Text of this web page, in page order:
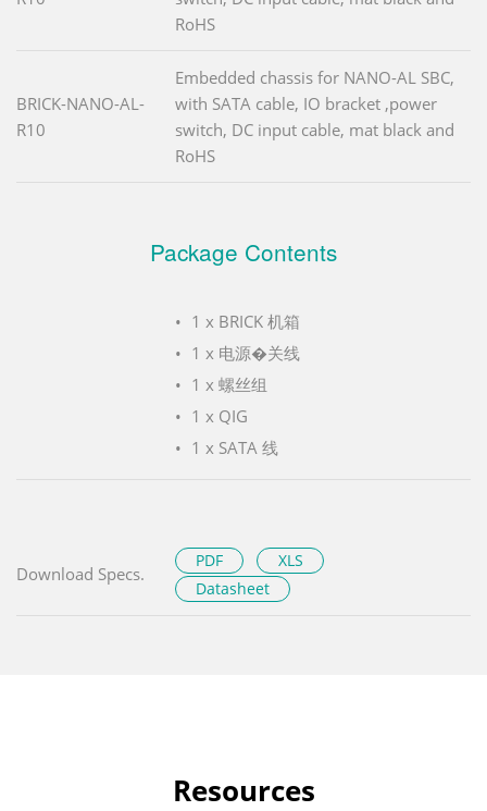
RoHS
BRICK-NANO-AL-
R10
Embedded chassis for NANO-AL SBC,
with SATA cable, IO bracket ,power
switch, DC input cable, mat black and
RoHS
Package Contents
1 x BRICK 机箱
1 x 电源�关线
1 x 螺丝组
1 x QIG
1 x SATA 线
Download Specs.
PDF
XLS
Datasheet
Resources